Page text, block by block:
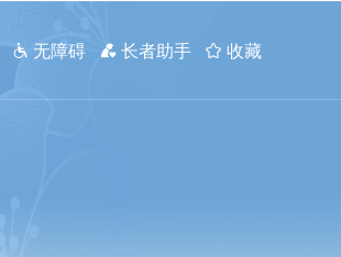
 无障碍  长者助手  收藏